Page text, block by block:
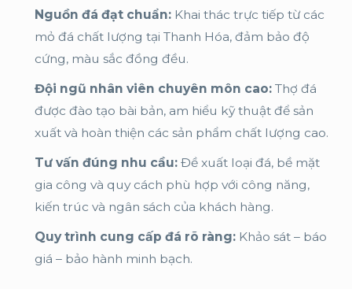
Nguồn đá đạt chuẩn: Khai thác trực tiếp từ các
mỏ đá chất lượng tại Thanh Hóa, đảm bảo độ
cứng, màu sắc đồng đều.
Đội ngũ nhân viên chuyên môn cao: Thợ đá
được đào tạo bài bản, am hiểu kỹ thuật để sản
xuất và hoàn thiện các sản phẩm chất lượng cao.
Tư vấn đúng nhu cầu: Đề xuất loại đá, bề mặt
gia công và quy cách phù hợp với công năng,
kiến trúc và ngân sách của khách hàng.
Quy trình cung cấp đá rõ ràng: Khảo sát – báo
giá – bảo hành minh bạch.